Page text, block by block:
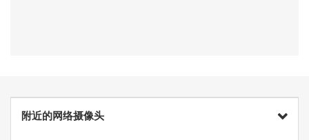
附近的网络摄像头